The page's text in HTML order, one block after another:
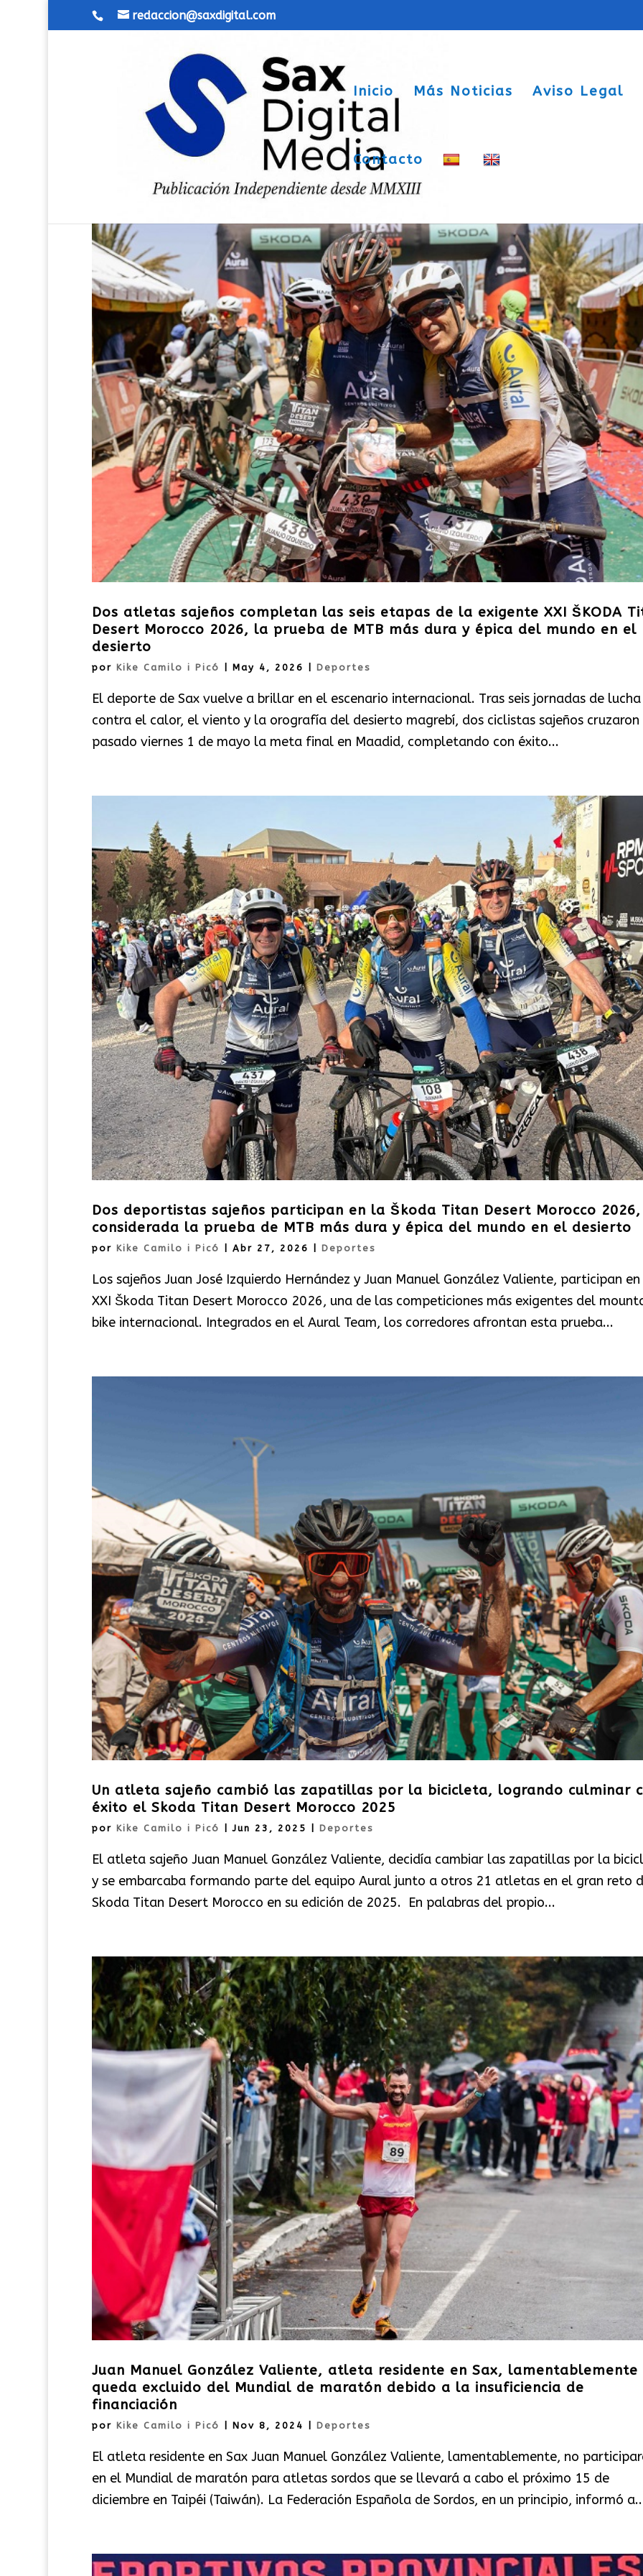
redaccion@saxdigital.com
Inicio Más Noticias Aviso Legal
Contacto
Dos atletas sajeños completan las seis etapas de la exigente XXI ŠKODA
Desert Morocco 2026, la prueba de MTB más dura y épica del mundo en el
desierto
por Kike Camilo i Picó May 4, 2026 Deportes
El deporte de Sax vuelve a brillar en el escenario internacional. Tras seis jornadas de lucha
contra el calor, el viento y la orografía del desierto magrebí, dos ciclistas sajeños cruzaron
pasado viernes 1 de mayo la meta final en Maadid, completando con éxito...
Dos deportistas sajeños participan en la Škoda Titan Desert Morocco 2026,
considerada la prueba de MTB más dura y épica del mundo en el desierto
por Kike Camilo i Picó Abr 27, 2026 Deportes
Los sajeños Juan José Izquierdo Hernández y Juan Manuel González Valiente, participan
XXI Škoda Titan Desert Morocco 2026, una de las competiciones más exigentes del
bike internacional. Integrados en el Aural Team, los corredores afrontan esta prueba...
Un atleta sajeño cambió las zapatillas por la bicicleta, logrando culminar
éxito el Skoda Titan Desert Morocco 2025
por Kike Camilo i Picó |Jun 23, 2025 Deportes
El atleta sajeño Juan Manuel González Valiente, decidía cambiar las zapatillas por la
y se embarcaba formando parte del equipo Aural junto a otros 21 atletas en el gran reto
Skoda Titan Desert Morocco en su edición de 2025. En palabras del propio...
Juan Manuel González Valiente, atleta residente en Sax, lamentablemente
queda excluido del Mundial de maratón debido a la insuficiencia de
financiación
por Kike Camilo i Picó Nov 8, 2024 Deportes
El atleta residente en Sax Juan Manuel González Valiente, lamentablemente, no
en el Mundial de maratón para atletas sordos que se llevará a cabo el próximo 15 de
diciembre en Taipéi (Taiwán). La Federación Española de Sordos, en un principio, informó